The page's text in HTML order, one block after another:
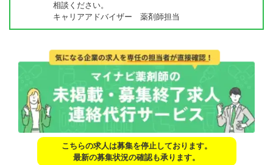
相談ください。
キャリアアドバイザー 薬剤師担当
こちらの求人は募集を停止しております。
最新の募集状況の確認も承ります。